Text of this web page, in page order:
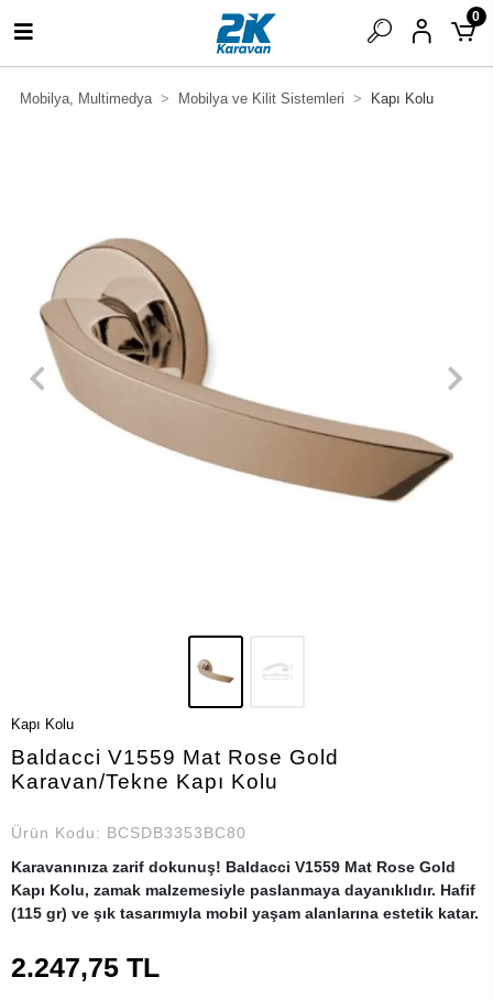
0
Mobilya, Multimedya Mobilya ve Kilit Sistemleri Kapı Kolu
Kapı Kolu
Baldacci V1559 Mat Rose Gold
Karavan/Tekne Kapı Kolu
Ürün Kodu: BCSDB3353BC80
Karavanınıza zarif dokunuş! Baldacci V1559 Mat Rose Gold
Kapı Kolu, zamak malzemesiyle paslanmaya dayanıklıdır. Hafif
(115 gr) ve şık tasarımıyla mobil yaşam alanlarına estetik katar.
2.247,75 TL